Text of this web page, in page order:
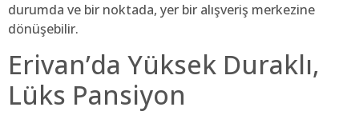
durumda ve bir noktada, yer bir alışveriş merkezine
dönüşebilir.
Erivan’da Yüksek Duraklı,
Lüks Pansiyon